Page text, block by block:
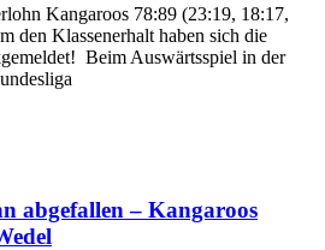
Kangaroos 78:89 (23:19, 18:17,
den Klassenerhalt haben sich die
Beim Auswärtsspiel in der
abgefallen – Kangaroos